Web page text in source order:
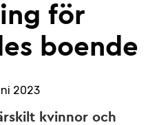
för
boende
2023
kvinnor och